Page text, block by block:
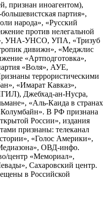
признан иноагентом),
партия»,
народа», «Русский
против нелегальной
УНА-УНСО, УПА, «Тризуб
дивижн», «Меджлис
«Артподготовка»,
«Воля», АУЕ,
террористическими
«Имарат Кавказ»,
Джебхад-ан-Нусра,
«Аль-Каида в странах
В РФ признана
России», издания
признаны: телеканал
«Голос Америки»,
ОВД-инфо.
центр «Мемориал»,
Сахаровский центр.
в Российской